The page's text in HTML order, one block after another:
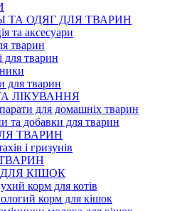
ТА ОДЯГ ДЛЯ ТВАРИН
та аксесуари
тварин
для тварин
для тварин
ЛІКУВАННЯ
для домашніх тварин
та добавки для тварин
ТВАРИН
і гризунів
КІШОК
корм для котів
корм для кішок